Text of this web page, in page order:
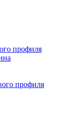
профиля
профиля